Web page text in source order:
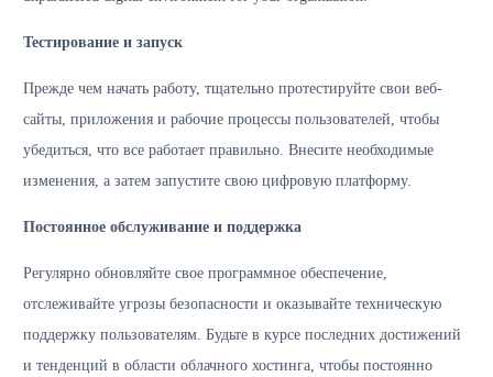
Тестирование и запуск
Прежде чем начать работу, тщательно протестируйте свои веб-
сайты, приложения и рабочие процессы пользователей, чтобы
убедиться, что все работает правильно. Внесите необходимые
изменения, а затем запустите свою цифровую платформу.
Постоянное обслуживание и поддержка
Регулярно обновляйте свое программное обеспечение,
отслеживайте угрозы безопасности и оказывайте техническую
поддержку пользователям. Будьте в курсе последних достижений
и тенденций в области облачного хостинга, чтобы постоянно